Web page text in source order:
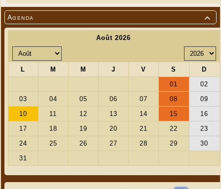

Agenda
---
Superbe journée d'automne dont ont profité 11
randonneurs